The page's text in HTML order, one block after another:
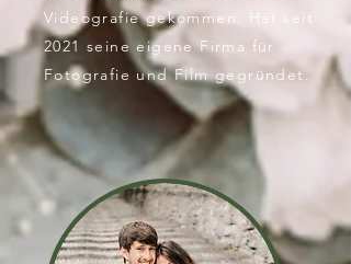
Videografie gekommen. Hat seit
2021 seine eigene Firma für
Fotografie und Film gegründet.